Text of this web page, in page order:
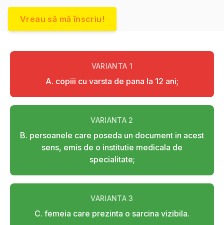
Vreau să mă înscriu!
VARIANTA 1
A. copiii cu varsta de pana la 12 ani;
VARIANTA 2
B. persoanele care poseda un document in acest
sens, emis de o institutie medicala de
specialitate;
VARIANTA3
C. femeia care prezinta o sarcina vizibila.